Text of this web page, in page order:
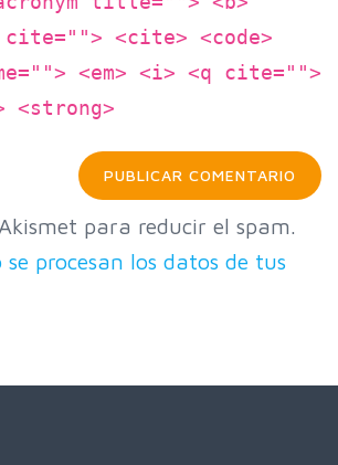
cite=""> <cite> <code>
<em> <i> <q cite="">
<strong>
para reducir el spam.
se procesan los datos de tus